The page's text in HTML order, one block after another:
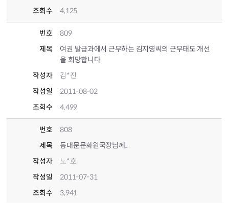
조회수
4,125
번호
809
제목
여권 발급과에서 근무하는 김지영씨의 근무태도 개선
을 희망합니다.
작성자
김*진
작성일
2011-08-02
조회수
4,499
번호
808
제목
동대문문화원국장님께..
작성자
노*호
작성일
2011-07-31
조회수
3,941